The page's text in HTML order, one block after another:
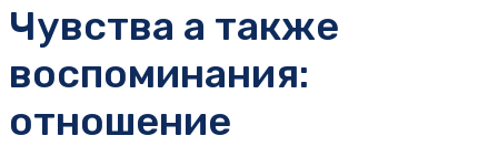
Чувства а также
воспоминания:
отношение